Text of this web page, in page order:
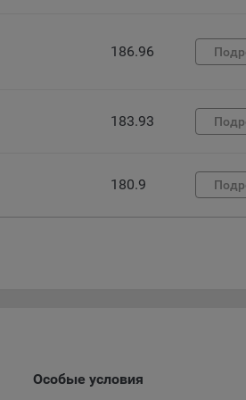
для хранения предпочтений
пользователя или выбора языка, и для
для настройки контента.
настройках для того, чтобы
например Яндекс.Метрика, Google
о том, как пользователь
в целом. Общество использует
186.96
183.93
180.9
Особые условия